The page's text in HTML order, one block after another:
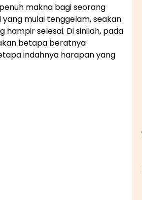
makna bagi seorang
mulai tenggelam, seakan
hampir selesai. Di sinilah, pada
betapa beratnya
indahnya harapan yang